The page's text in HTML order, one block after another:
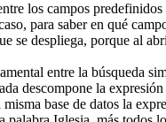
los campos
para saber en qué
se despliega, porque al
entre la búsqueda
descompone la
base de datos la